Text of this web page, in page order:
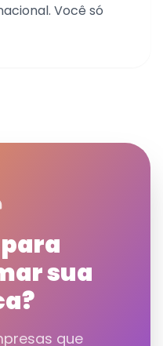
Você só
sua
que